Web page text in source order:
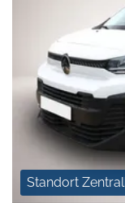
Standort